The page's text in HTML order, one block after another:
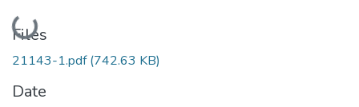
Loading...
Files
21143-1.pdf(742.63 KB)
Date